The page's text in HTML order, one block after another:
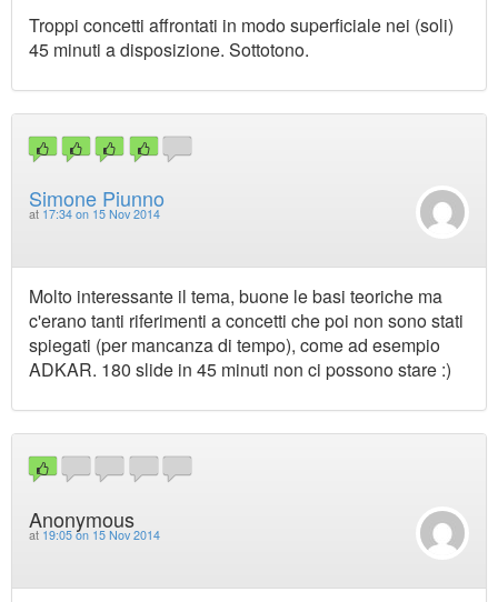
Troppi concetti affrontati in modo superficiale nei (soli)
45 minuti a disposizione. Sottotono.
Simone Piunno
at 17:34 on 15 Nov 2014
Molto interessante il tema, buone le basi teoriche ma
c'erano tanti riferimenti a concetti che poi non sono stati
spiegati (per mancanza di tempo), come ad esempio
ADKAR. 180 slide in 45 minuti non ci possono stare :)
Anonymous
at 19:05 on 15 Nov 2014